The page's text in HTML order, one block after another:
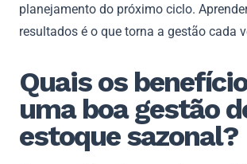
planejamento do próximo ciclo.
resultados é o que torna a gestão cada
Quais os
uma boa gestão
estoque sazonal?